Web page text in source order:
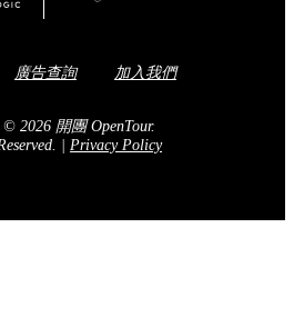
廣告查詢 加入我們
2026 開團 OpenTour.
Privacy Policy